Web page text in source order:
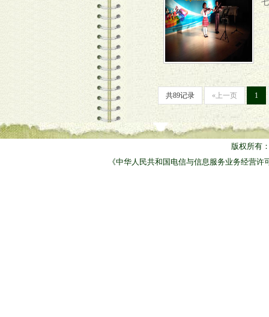
共89记录 «上一页 1
版权所有
《中华人民共和国电信与信息服务业务经营许